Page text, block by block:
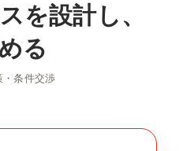
を設計し、
る
・条件交渉